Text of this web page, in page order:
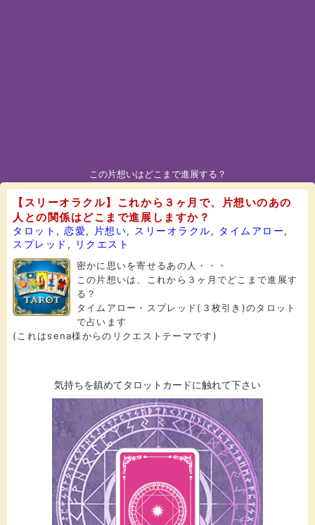
この片想いはどこまで進展する？
【スリーオラクル】これから３ヶ月で、片想いのあの
人との関係はどこまで進展しますか？
タロット ,恋愛, 片想い, スリーオラクル, タイムアロー,
スプレッド ,
リクエスト
密かに思いを寄せるあの人・・・
この片想いは、これから３ヶ月でどこまで進展す
る？
タイムアロー・スプレッド(３枚引き)のタロット
で占います
(これはsena様からのリクエストテーマです)
気持ちを鎮めてタロットカードに触れて下さい